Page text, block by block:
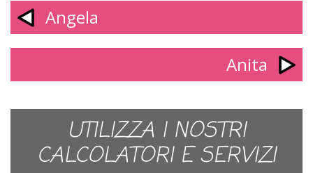
Angela
Anita
UTILIZZA I NOSTRI
CALCOLATORI E SERVIZI